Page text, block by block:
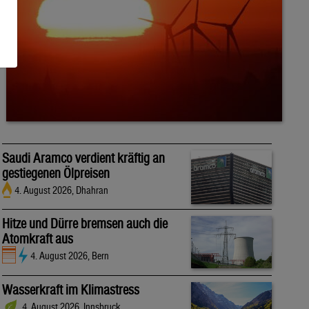
Saudi Aramco verdient kräftig an
gestiegenen Ölpreisen
4. August 2026, Dhahran
Hitze und Dürre bremsen auch die
Atomkraft aus
4. August 2026, Bern
Wasserkraft im Klimastress